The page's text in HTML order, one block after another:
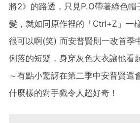
將2》的路透，只見P.O帶著綠色帽
髮，就如同原作裡的「Ctrl+Z」一
很可以啊(笑) 而安普賢則一改首季
俐落的短髮，身穿灰色大衣讓他看
～有點小驚訝在第二季中安普賢還
什麼樣的對手戲令人超好奇！